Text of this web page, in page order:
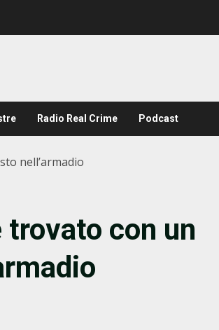
Radio Real Crime Podcast
nell’armadio
con un